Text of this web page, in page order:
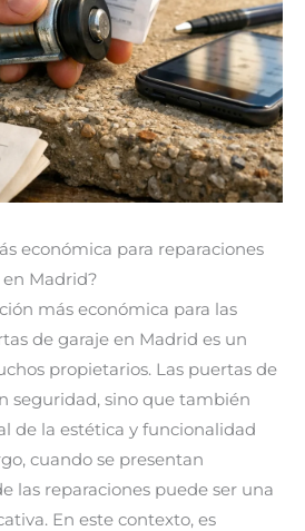
económica para reparaciones
Madrid?
más económica para las
de garaje en Madrid es un
propietarios. Las puertas de
seguridad, sino que también
de la estética y funcionalidad
cuando se presentan
las reparaciones puede ser una
En este contexto, es